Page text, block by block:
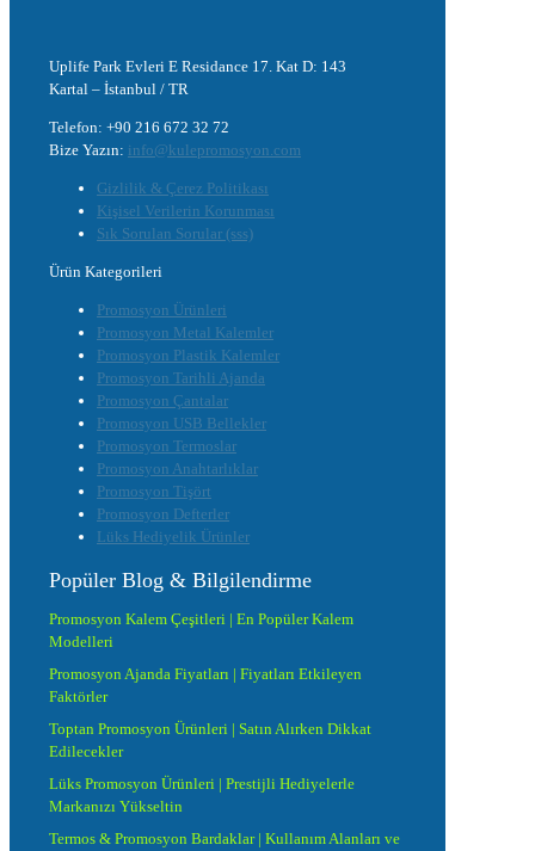
Uplife Park Evleri E Residance 17. Kat D: 143
Kartal – İstanbul / TR
Telefon: +90 216 672 32 72
Bize Yazın: info@kulepromosyon.com
Gizlilik & Çerez Politikası
Kişisel Verilerin Korunması
Sık Sorulan Sorular (sss)
Ürün Kategorileri
Promosyon Ürünleri
Promosyon Metal Kalemler
Promosyon Plastik Kalemler
Promosyon Tarihli Ajanda
Promosyon Çantalar
Promosyon USB Bellekler
Promosyon Termoslar
Promosyon Anahtarlıklar
Promosyon Tişört
Promosyon Defterler
Lüks Hediyelik Ürünler
Popüler Blog & Bilgilendirme
Promosyon Kalem Çeşitleri | En Popüler Kalem
Modelleri
Promosyon Ajanda Fiyatları | Fiyatları Etkileyen
Faktörler
Toptan Promosyon Ürünleri | Satın Alırken Dikkat
Edilecekler
Lüks Promosyon Ürünleri | Prestijli Hediyelerle
Markanızı Yükseltin
Termos & Promosyon Bardaklar | Kullanım Alanları ve